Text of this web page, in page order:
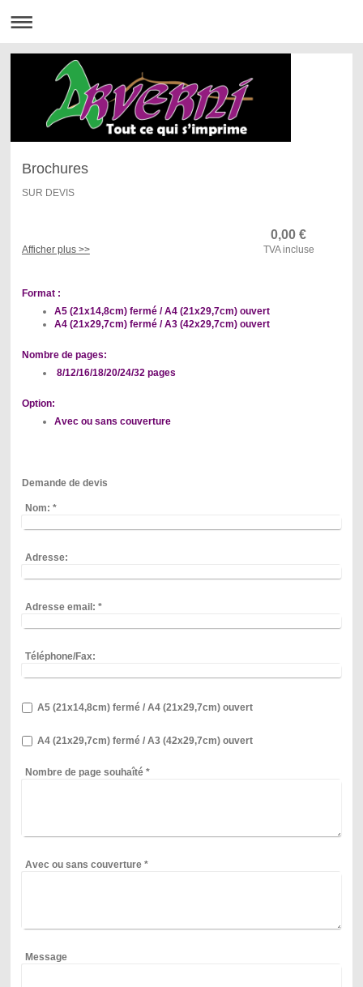
0,00 €
TVA incluse
Brochures
SUR DEVIS
Afficher plus >>
Format :
A5 (21x14,8cm) fermé / A4 (21x29,7cm) ouvert
A4 (21x29,7cm) fermé / A3 (42x29,7cm) ouvert
Nombre de pages:
8/12/16/18/20/24/32 pages
Option:
Avec ou sans couverture
Demande de devis
Nom: *
Adresse:
Adresse email: *
Téléphone/Fax:
A5 (21x14,8cm) fermé / A4 (21x29,7cm) ouvert
A4 (21x29,7cm) fermé / A3 (42x29,7cm) ouvert
Nombre de page souhaîté*
Avec ou sans couverture*
Message